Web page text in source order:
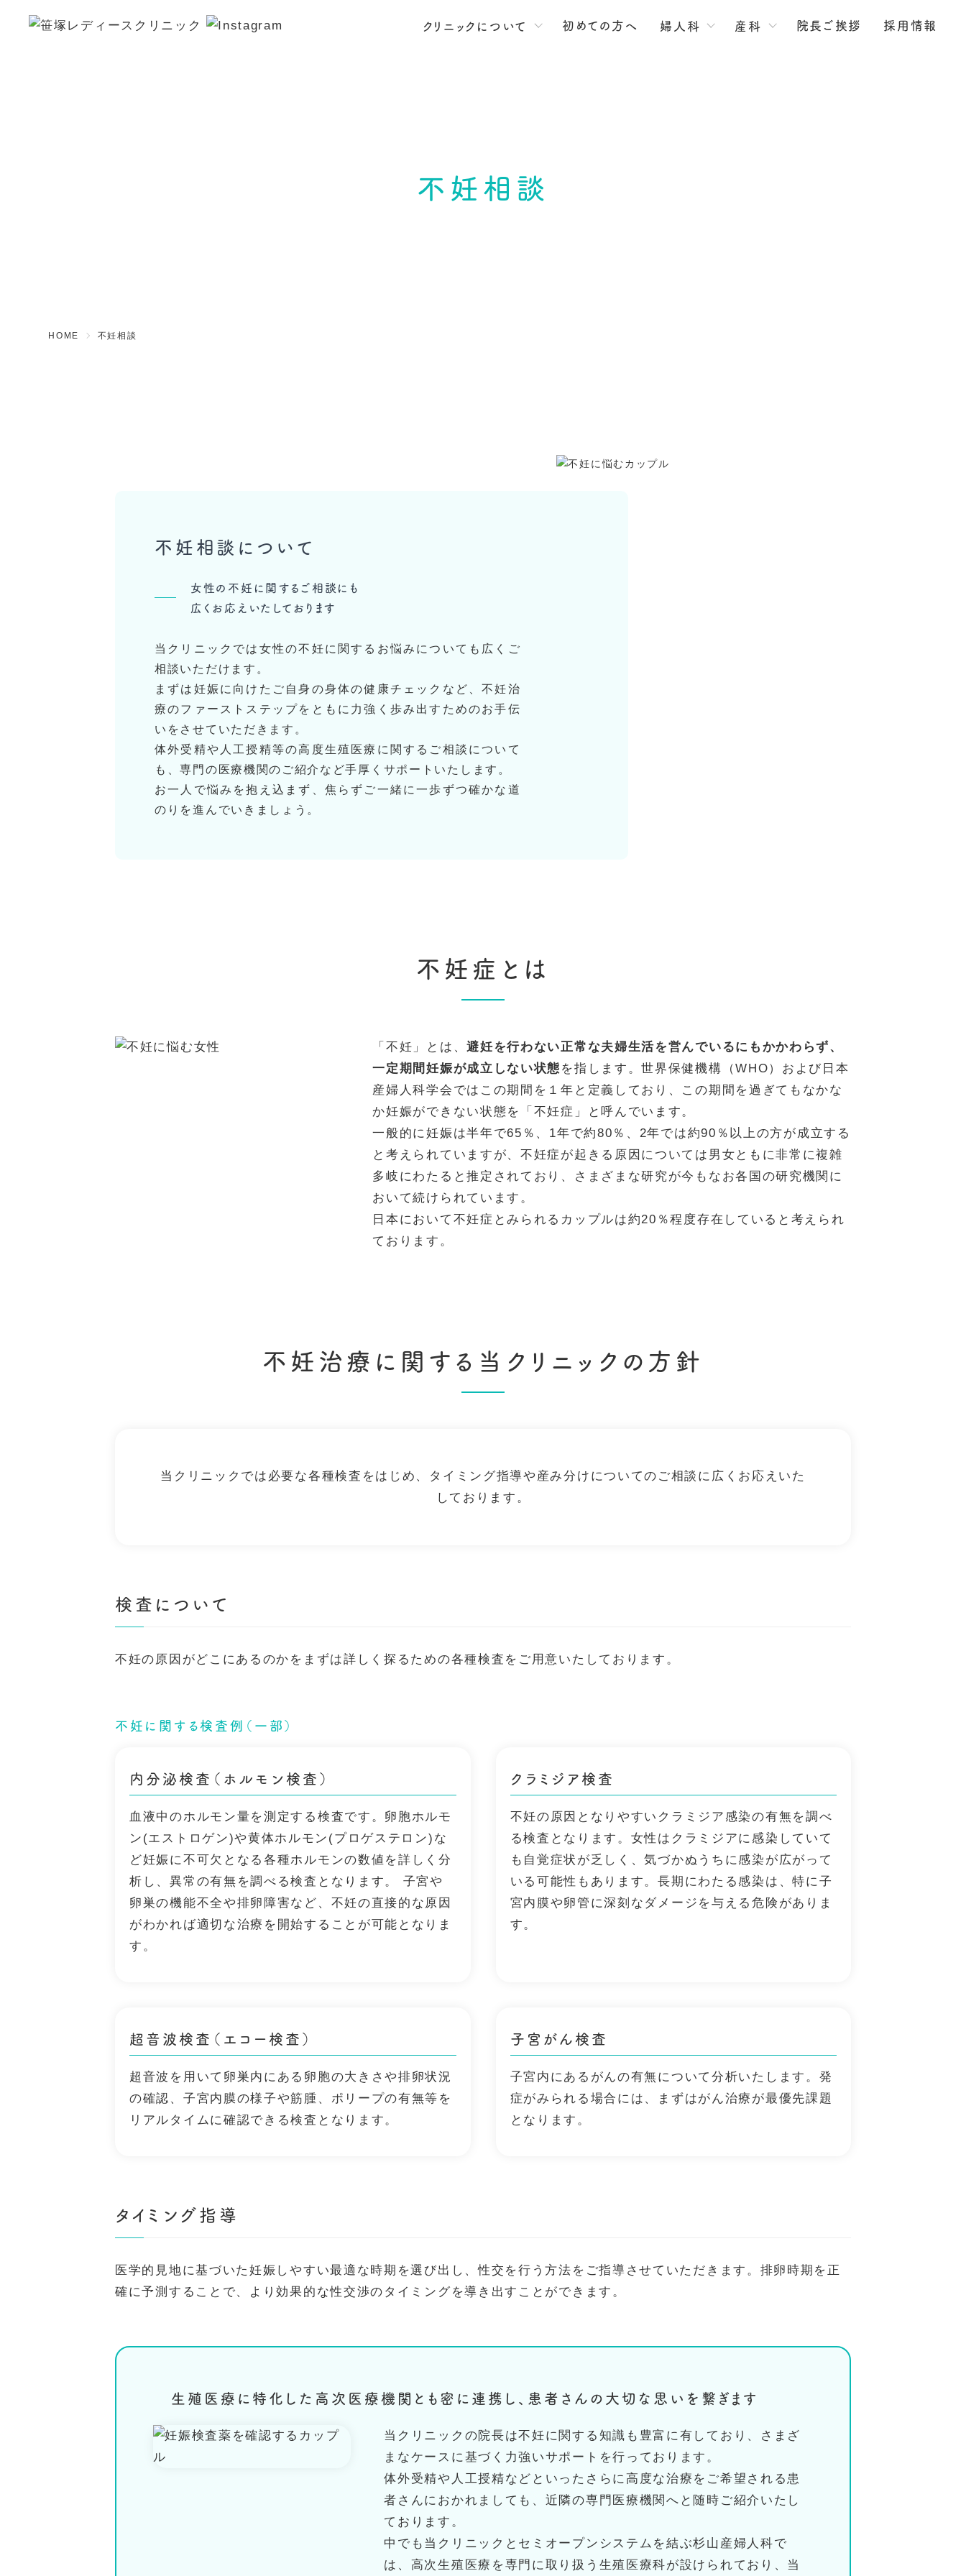
クリニックについて 初めての方へ 婦人科 産科 院長ご挨拶 採用情報
不妊相談
HOME 不妊相談
不妊相談について
女性の不妊に関するご相談にも
広くお応えいたしております
当クリニックでは女性の不妊に関するお悩みについても広くご
相談いただけます。
まずは妊娠に向けたご自身の身体の健康チェックなど、不妊治
療のファーストステップをともに力強く歩み出すためのお手伝
いをさせていただきます。
体外受精や人工授精等の高度生殖医療に関するご相談について
も、専門の医療機関のご紹介など手厚くサポートいたします。
お一人で悩みを抱え込まず、焦らずご一緒に一歩ずつ確かな道
のりを進んでいきましょう。
不妊症とは
「不妊」とは、避妊を行わない正常な夫婦生活を営んでいるにもかかわらず、
一定期間妊娠が成立しない状態 を指します。世界保健機構（WHO）および日本
産婦人科学会ではこの期間を１年と定義しており、この期間を過ぎてもなかな
か妊娠ができない状態を「不妊症」と呼んでいます。
一般的に妊娠は半年で65％、1年で約80％、2年では約90％以上の方が成立する
と考えられていますが、不妊症が起きる原因については男女ともに非常に複雑
多岐にわたると推定されており、さまざまな研究が今もなお各国の研究機関に
おいて続けられています。
日本において不妊症とみられるカップルは約20％程度存在していると考えられ
ております。
不妊治療に関する当クリニックの方針
当クリニックでは必要な各種検査をはじめ、タイミング指導や産み分けについてのご相談に広くお応えいた
しております。
検査について
不妊の原因がどこにあるのかをまずは詳しく探るための各種検査をご用意いたしております。
不妊に関する検査例（一部）
内分泌検査（ホルモン検査）
血液中のホルモン量を測定する検査です。卵胞ホルモ
ン(エストロゲン)や黄体ホルモン(プロゲステロン)な
ど妊娠に不可欠となる各種ホルモンの数値を詳しく分
析し、異常の有無を調べる検査となります。 子宮や
卵巣の機能不全や排卵障害など、不妊の直接的な原因
がわかれば適切な治療を開始することが可能となりま
す。
クラミジア検査
不妊の原因となりやすいクラミジア感染の有無を調べ
る検査となります。女性はクラミジアに感染していて
も自覚症状が乏しく、気づかぬうちに感染が広がって
いる可能性もあります。長期にわたる感染は、特に子
宮内膜や卵管に深刻なダメージを与える危険がありま
す。
超音波検査（エコー検査）
超音波を用いて卵巣内にある卵胞の大きさや排卵状況
の確認、子宮内膜の様子や筋腫、ポリープの有無等を
リアルタイムに確認できる検査となります。
子宮がん検査
子宮内にあるがんの有無について分析いたします。発
症がみられる場合には、まずはがん治療が最優先課題
となります。
タイミング指導
医学的見地に基づいた妊娠しやすい最適な時期を選び出し、性交を行う方法をご指導させていただきます。排卵時期を正
確に予測することで、より効果的な性交渉のタイミングを導き出すことができます。
生殖医療に特化した高次医療機関とも密に連携し、患者さんの大切な思いを繋ぎます
当クリニックの院長は不妊に関する知識も豊富に有しており、さまざ
まなケースに基づく力強いサポートを行っております。
体外受精や人工授精などといったさらに高度な治療をご希望される患
者さんにおかれましても、近隣の専門医療機関へと随時ご紹介いたし
ております。
中でも当クリニックとセミオープンシステムを結ぶ杉山産婦人科で
は、高次生殖医療を専門に取り扱う生殖医療科が設けられており、当